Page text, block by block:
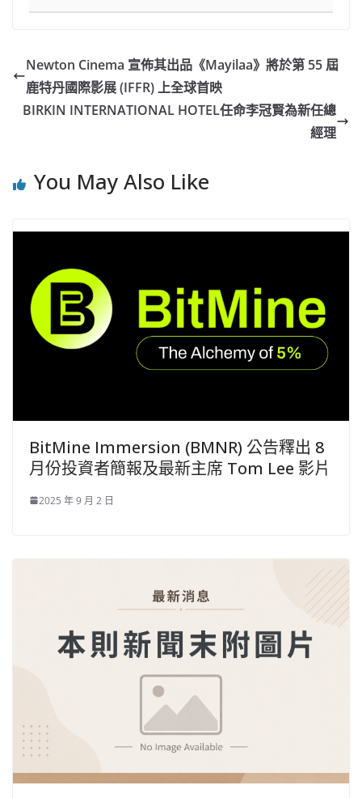
Newton Cinema 宣佈其出品《Mayilaa》將於第 55 屆
鹿特丹國際影展 (IFFR) 上全球首映
BIRKIN INTERNATIONAL HOTEL任命李冠賢為新任總
經理
You May Also Like
BitMine Immersion (BMNR) 公告釋出 8
月份投資者簡報及最新主席 Tom Lee 影片
2025 年 9 月 2 日